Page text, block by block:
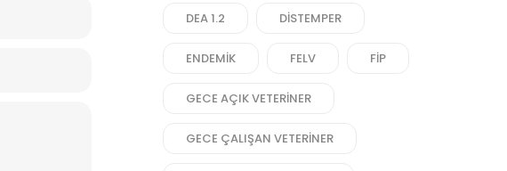
DEA 1.2 DISTEMPER
ENDEMIK FELV FIP
GECE AÇIK VETERINER
GECE ÇALIŞAN VETERINER